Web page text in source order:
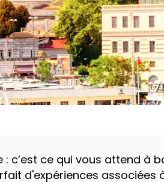
c’est ce qui vous attend à
d'expériences